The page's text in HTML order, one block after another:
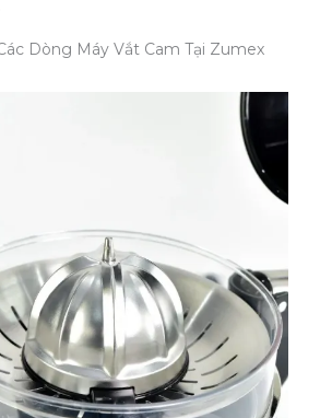
Dòng Máy Vắt Cam Tại Zumex